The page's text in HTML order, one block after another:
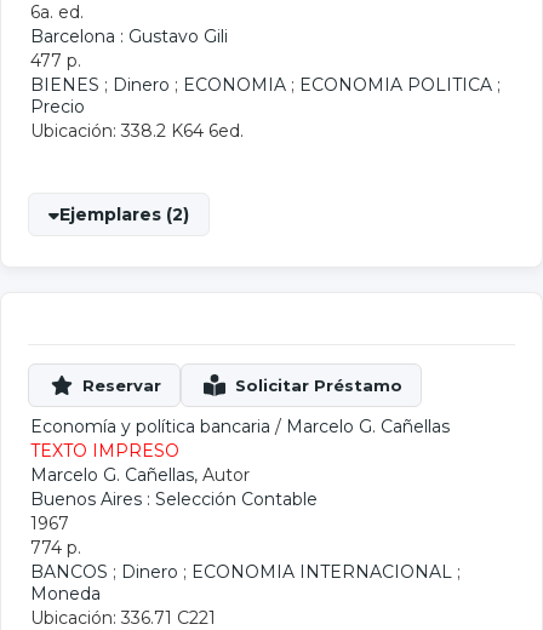
6a. ed.
Barcelona : Gustavo Gili
477 p.
BIENES ; Dinero ; ECONOMIA ; ECONOMIA POLITICA ;
Precio
Ubicación: 338.2 K64 6ed.
Ejemplares (2)
Economía y política bancaria / Marcelo G. Cañellas
TEXTO IMPRESO
Marcelo G. Cañellas, Autor
Buenos Aires : Selección Contable
1967
774 p.
BANCOS ; Dinero ; ECONOMIA INTERNACIONAL ;
Moneda
Ubicación: 336.71 C221